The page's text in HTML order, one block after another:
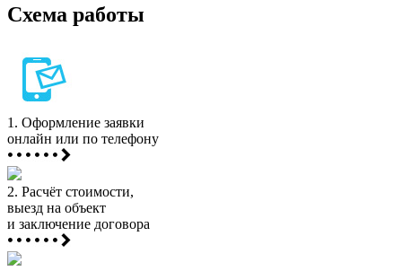
Схема работы
1. Оформление заявки
онлайн или по телефону
2. Расчёт стоимости,
выезд на объект
и заключение договора